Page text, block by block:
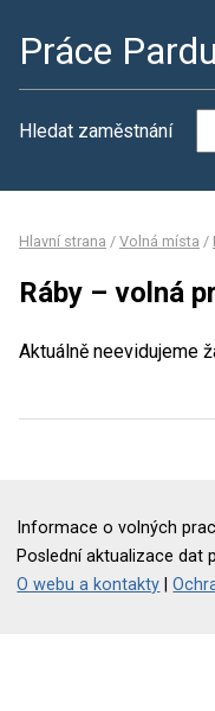
Práce
Hledat zaměstnání
Hlavní strana / Volná místa /
Ráby – volná
Aktuálně neevidujeme
Informace o volných
Poslední aktualizace dat
O webu a kontakty |